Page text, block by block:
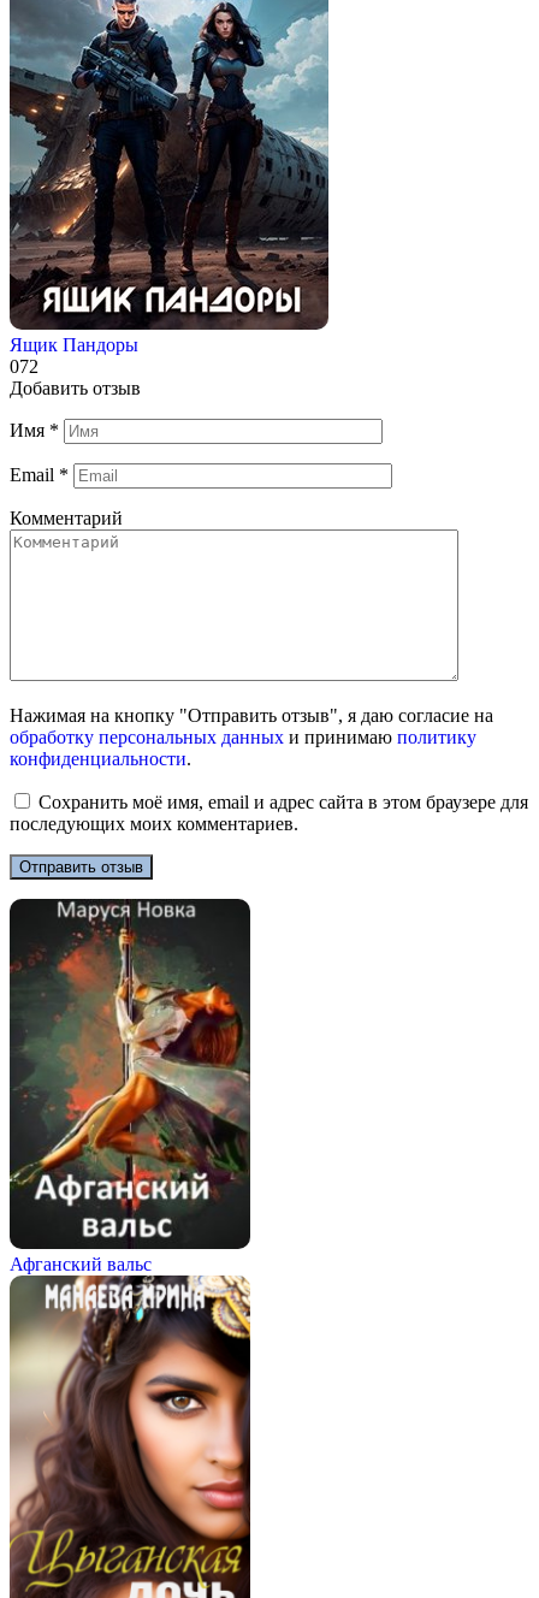
Ящик Пандоры
072
Добавить отзыв
Имя *
Email *
Комментарий
Нажимая на кнопку "Отправить отзыв", я даю согласие на
обработку персональных данных и принимаю политику
конфиденциальности.
Сохранить моё имя, email и адрес сайта в этом браузере для
последующих моих комментариев.
Афганский вальс